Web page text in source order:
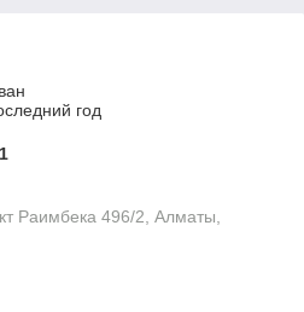
год
Раимбека 496/2, Алматы,